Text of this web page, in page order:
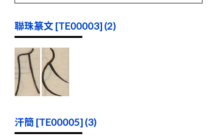
聯珠篆文 [TE00003] (2)
汗簡 [TE00005] (3)